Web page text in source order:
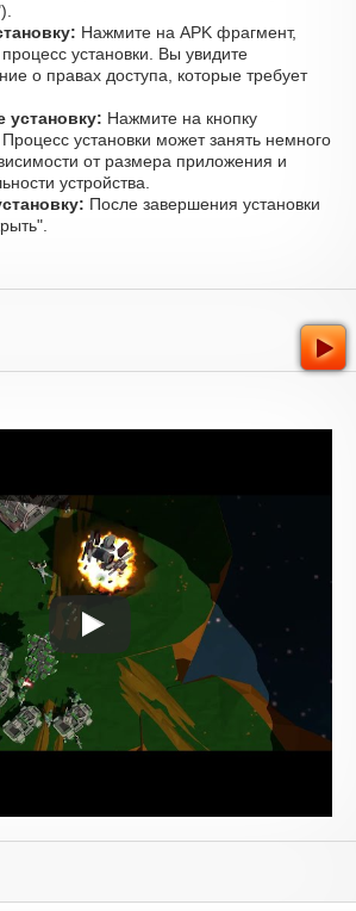
Нажмите на APK фрагмент,
установки. Вы увидите
о правах доступа, которые требует
установку: Нажмите на кнопку
установки может занять немного
от размера приложения и
устройства.
После завершения установки